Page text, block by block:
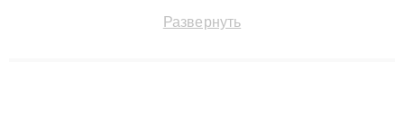
технику с сохранением гарантии до 3 лет. Наши мастера
Развернуть